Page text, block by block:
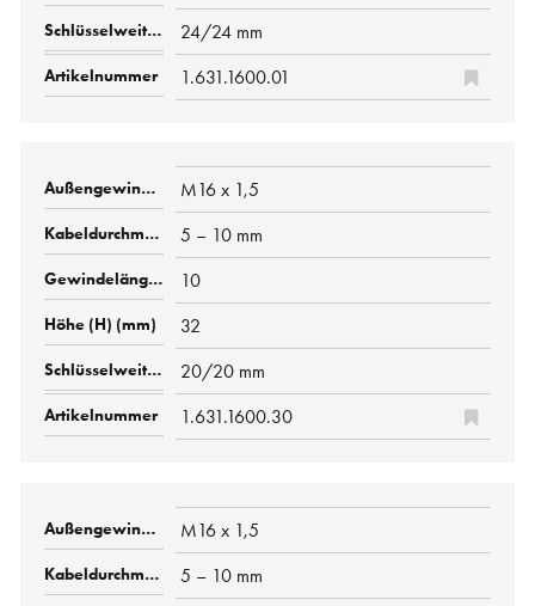
24/24 mm
1.631.1600.01
M16 x 1,5
5 – 10 mm
10
32
20/20 mm
1.631.1600.30
M16 x 1,5
5 – 10 mm